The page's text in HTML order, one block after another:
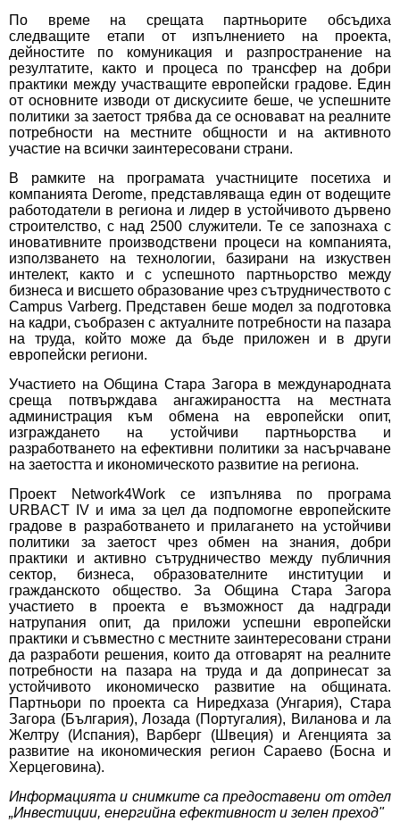
По време на срещата партньорите обсъдиха
следващите етапи от изпълнението на проекта,
дейностите по комуникация и разпространение на
резултатите, както и процеса по трансфер на добри
практики между участващите европейски градове. Един
от основните изводи от дискусиите беше, че успешните
политики за заетост трябва да се основават на реалните
потребности на местните общности и на активното
участие на всички заинтересовани страни.
В рамките на програмата участниците посетиха и
компанията Derome, представляваща един от водещите
работодатели в региона и лидер в устойчивото дървено
строителство, с над 2500 служители. Те се запознаха с
иновативните производствени процеси на компанията,
използването на технологии, базирани на изкуствен
интелект, както и с успешното партньорство между
бизнеса и висшето образование чрез сътрудничеството с
Campus Varberg. Представен беше модел за подготовка
на кадри, съобразен с актуалните потребности на пазара
на труда, който може да бъде приложен и в други
европейски региони.
Участието на Община Стара Загора в международната
среща потвърждава ангажираността на местната
администрация към обмена на европейски опит,
изграждането на устойчиви партньорства и
разработването на ефективни политики за насърчаване
на заетостта и икономическото развитие на региона.
Проект Network4Work се изпълнява по програма
URBACT IV и има за цел да подпомогне европейските
градове в разработването и прилагането на устойчиви
политики за заетост чрез обмен на знания, добри
практики и активно сътрудничество между публичния
сектор, бизнеса, образователните институции и
гражданското общество. За Община Стара Загора
участието в проекта е възможност да надгради
натрупания опит, да приложи успешни европейски
практики и съвместно с местните заинтересовани страни
да разработи решения, които да отговарят на реалните
потребности на пазара на труда и да допринесат за
устойчивото икономическо развитие на общината.
Партньори по проекта са Ниредхаза (Унгария), Стара
Загора (България), Лозада (Португалия), Виланова и ла
Желтру (Испания), Варберг (Швеция) и Агенцията за
развитие на икономическия регион Сараево (Босна и
Херцеговина).
Информацията и снимките са предоставени от отдел
„Инвестиции, енергийна ефективност и зелен преход"